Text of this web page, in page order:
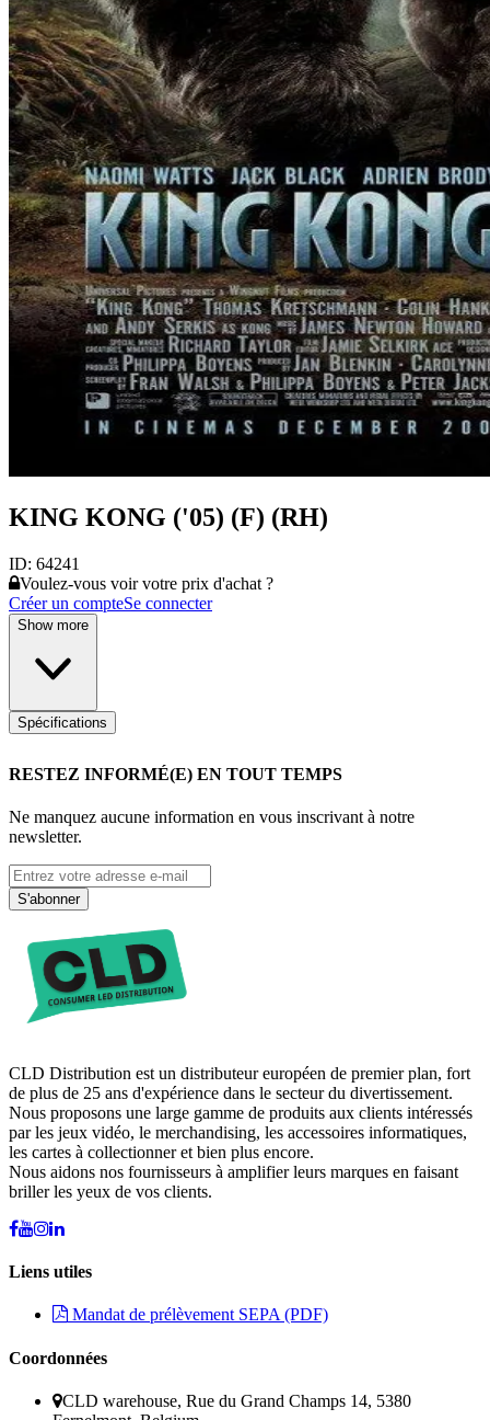
KING KONG ('05) (F) (RH)
ID: 64241
Voulez-vous voir votre prix d'achat ?
Créer un compteSe connecter
Show more
Spécifications
RESTEZ INFORMÉ(E) EN TOUT TEMPS
Ne manquez aucune information en vous inscrivant à notre
newsletter.
S'abonner
CLD Distribution est un distributeur européen de premier plan, fort
de plus de 25 ans d'expérience dans le secteur du divertissement.
Nous proposons une large gamme de produits aux clients intéressés
par les jeux vidéo, le merchandising, les accessoires informatiques,
les cartes à collectionner et bien plus encore.
Nous aidons nos fournisseurs à amplifier leurs marques en faisant
briller les yeux de vos clients.
Liens utiles
Mandat de prélèvement SEPA (PDF)
Coordonnées
CLD warehouse, Rue du Grand Champs 14, 5380